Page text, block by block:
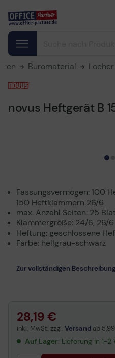
Büromaterial
novus Heftgerät B
Fassungsvermögen: 100
150 Heftklammern 26/6
max. Anzahl Seiten: 25
Klammergröße: 24/6, 26/6
Heftung: geschlossene
Farbe: hellgrau-schwarz
Zur vollständigen Beschreibung
28,19 €
inkl. MwSt. zzgl. Versand ab
Auf Lager: Lieferung in 1-2